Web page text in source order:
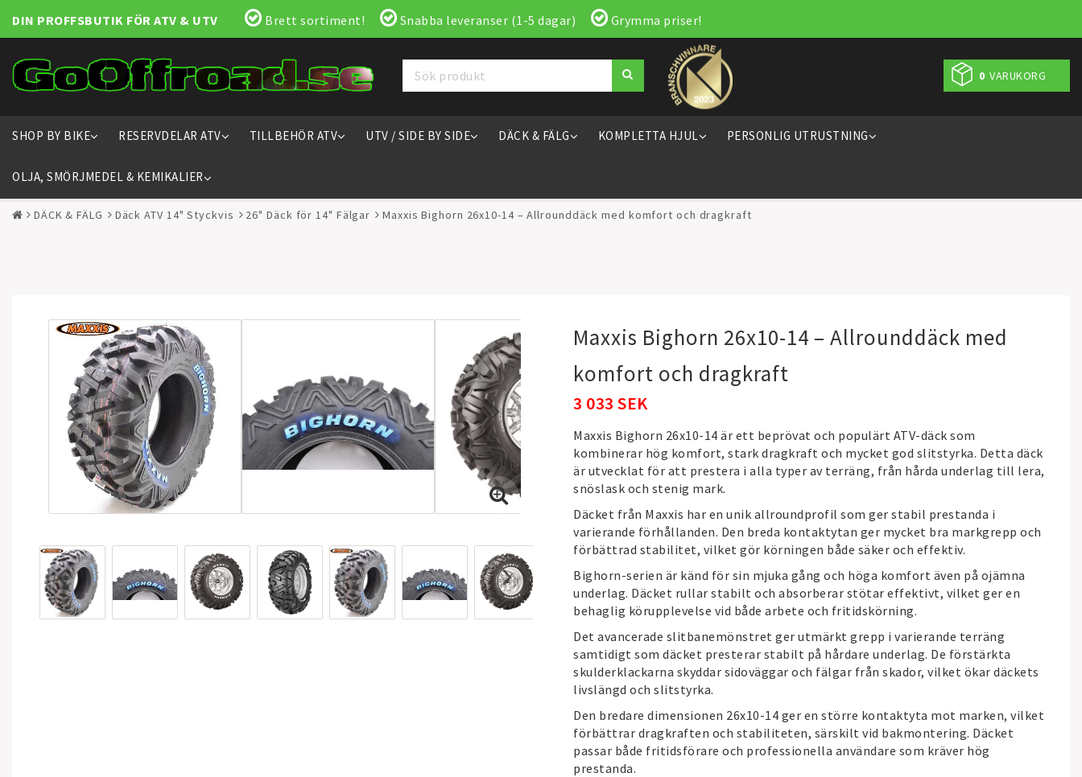
DIN PROFFSBUTIK FÖR ATV & UTV Brett sortiment! Snabba leveranser (1-5 dagar) Grymma priser!
0 VARUKORG
SHOP BY BIKE RESERVDELAR ATV TILLBEHÖR ATV UTV / SIDE BY SIDE DÄCK & FÄLG KOMPLETTA HJUL PERSONLIG UTRUSTNING
OLJA, SMÖRJMEDEL & KEMIKALIER
DÄCK & FÄLG Däck ATV 14" Styckvis 26" Däck för 14" Fälgar Maxxis Bighorn 26x10-14 – Allrounddäck med komfort och dragkraft
Maxxis Bighorn 26x10-14 – Allrounddäck med
komfort och dragkraft
3 033 SEK
Maxxis Bighorn 26x10-14 är ett beprövat och populärt ATV-däck som
kombinerar hög komfort, stark dragkraft och mycket god slitstyrka. Detta däck
är utvecklat för att prestera i alla typer av terräng, från hårda underlag till lera,
snöslask och stenig mark.
Däcket från Maxxis har en unik allroundprofil som ger stabil prestanda i
varierande förhållanden. Den breda kontaktytan ger mycket bra markgrepp och
förbättrad stabilitet, vilket gör körningen både säker och effektiv.
Bighorn-serien är känd för sin mjuka gång och höga komfort även på ojämna
underlag. Däcket rullar stabilt och absorberar stötar effektivt, vilket ger en
behaglig körupplevelse vid både arbete och fritidskörning.
Det avancerade slitbanemönstret ger utmärkt grepp i varierande terräng
samtidigt som däcket presterar stabilt på hårdare underlag. De förstärkta
skulderklackarna skyddar sidoväggar och fälgar från skador, vilket ökar däckets
livslängd och slitstyrka.
Den bredare dimensionen 26x10-14 ger en större kontaktyta mot marken, vilket
förbättrar dragkraften och stabiliteten, särskilt vid bakmontering. Däcket
passar både fritidsförare och professionella användare som kräver hög
prestanda.